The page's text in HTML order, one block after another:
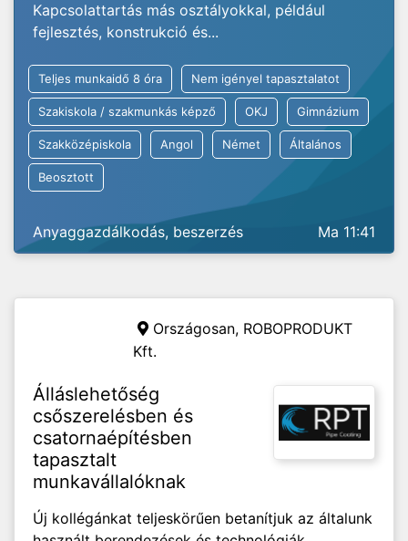
Kapcsolattartás más osztályokkal, például
fejlesztés, konstrukció és...
Teljes munkaidő 8 óra Nem igényel tapasztalatot
Szakiskola / szakmunkás képző OKJ Gimnázium
Szakközépiskola Angol Német Általános
Beosztott
Anyaggazdálkodás, beszerzés Ma 11:41
Országosan, ROBOPRODUKT
Kft.
Álláslehetőség
csőszerelésben és
csatornaépítésben
tapasztalt
munkavállalóknak
Új kollégánkat teljeskörűen betanítjuk az általunk